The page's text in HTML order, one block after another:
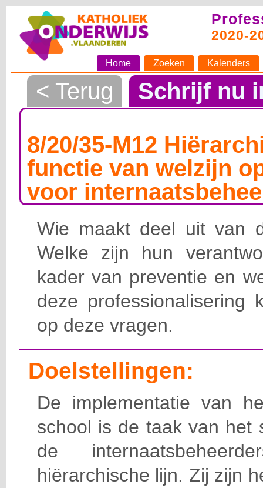
2020-
Home Zoeken Kalenders
< Terug Schrijf nu
8/20/35-M12
functie van welzijn
voor
Wie maakt deel uit van
Welke zijn hun
kader van preventie en
deze professionalisering
op deze vragen.
Doelstellingen:
De implementatie van
school is de taak van het
de
hiërarchische lijn. Zij zijn